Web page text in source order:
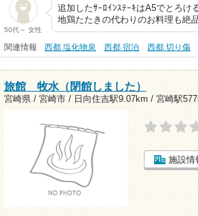
50代～ 女性
追加したｻｰﾛｲﾝｽﾃｰｷはA5でとろけ
地鶏たたきの代わりのお料理も絶
関連情報 西都 塩化物泉 西都 宿泊 西都 切り傷
旅館 牧水（閉館しました）
宮崎県 / 宮崎市 / 日向住吉駅9.07km / 宮崎駅
施設情